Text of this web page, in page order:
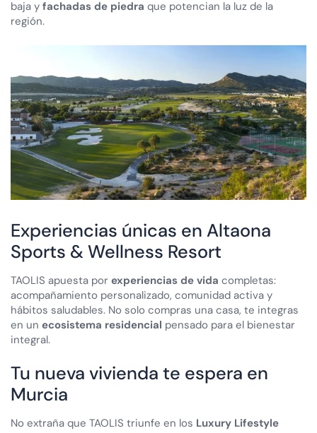
baja y fachadas de piedra que potencian la luz de la
región.
Experiencias únicas en Altaona
Sports & Wellness Resort
TAOLIS apuesta por experiencias de vida completas:
acompañamiento personalizado, comunidad activa y
hábitos saludables. No solo compras una casa, te integras
en un ecosistema residencial pensado para el bienestar
integral.
Tu nueva vivienda te espera en
Murcia
No extraña que TAOLIS triunfe en los Luxury Lifestyle